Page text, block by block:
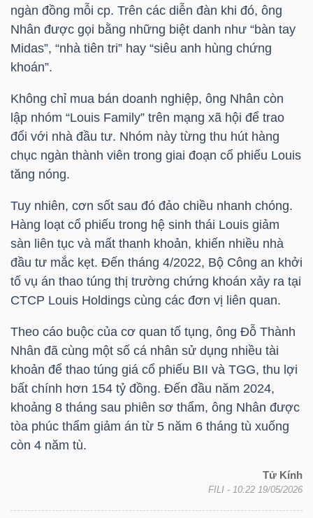
ngàn đồng mỗi cp. Trên các diễn đàn khi đó, ông
Nhân được gọi bằng những biệt danh như “bàn tay
Midas”, “nhà tiên tri” hay “siêu anh hùng chứng
khoán”.
Không chỉ mua bán doanh nghiệp, ông Nhân còn
lập nhóm “Louis Family” trên mạng xã hội để trao
đổi với nhà đầu tư. Nhóm này từng thu hút hàng
chục ngàn thành viên trong giai đoạn cổ phiếu Louis
tăng nóng.
Tuy nhiên, cơn sốt sau đó đảo chiều nhanh chóng.
Hàng loạt cổ phiếu trong hệ sinh thái Louis giảm
sàn liên tục và mất thanh khoản, khiến nhiều nhà
đầu tư mắc kẹt. Đến tháng 4/2022, Bộ Công an khởi
tố vụ án thao túng thị trường chứng khoán xảy ra tại
CTCP Louis Holdings cùng các đơn vị liên quan.
Theo cáo buộc của cơ quan tố tụng, ông Đỗ Thành
Nhân đã cùng một số cá nhân sử dụng nhiều tài
khoản để thao túng giá cổ phiếu BII và TGG, thu lợi
bất chính hơn 154 tỷ đồng. Đến đầu năm 2024,
khoảng 8 tháng sau phiên sơ thẩm, ông Nhân được
tòa phúc thẩm giảm án từ 5 năm 6 tháng tù xuống
còn 4 năm tù.
Tử Kính
FILI - 10:22 19/05/2026
YẾU
TIÊU
DÙNG
THIẾT
YẾU
CHĂM
SỨC
KHỎE
CHÍNH